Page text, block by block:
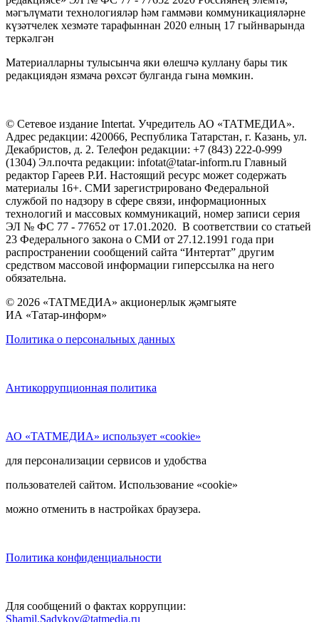
мәгълүмати технологияләр һәм гаммәви коммуникацияләрне
күзәтчелек хезмәте тарафыннан 2020 елның 17 гыйнварында
теркәлгән
Материалларны тулысынча яки өлешчә куллану бары тик
редакциядән язмача рөхсәт булганда гына мөмкин.
© Сетевое издание Intertat. Учредитель АО «ТАТМЕДИА».
Адрес редакции: 420066, Республика Татарстан, г. Казань, ул.
Декабристов, д. 2. Телефон редакции: +7 (843) 222-0-999
(1304) Эл.почта редакции: infotat@tatar-inform.ru Главный
редактор Гареев Р.И. Настоящий ресурс может содержать
материалы 16+. СМИ зарегистрировано Федеральной
службой по надзору в сфере связи, информационных
технологий и массовых коммуникаций, номер записи серия
ЭЛ № ФС 77 - 77652 от 17.01.2020. В соответствии со статьей
23 Федерального закона о СМИ от 27.12.1991 года при
распространении сообщений сайта “Интертат” другим
средством массовой информации гиперссылка на него
обязательна.
© 2026 «ТАТМЕДИА» акционерлык җәмгыяте
ИА «Татар-информ»
Политика о персональных данных
Антикоррупционная политика
АО «ТАТМЕДИА» использует «cookie»
для персонализации сервисов и удобства
пользователей сайтом. Использование «cookie»
можно отменить в настройках браузера.
Политика конфиденциальности
Для сообщений о фактах коррупции:
Shamil.Sadykov@tatmedia.ru